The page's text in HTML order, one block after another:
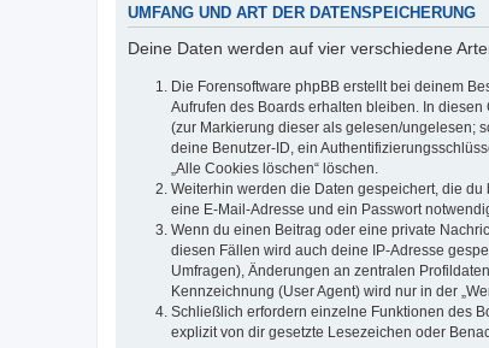
UMFANG UND ART DER DATENSPEICHERUNG
Deine Daten werden auf vier verschiedene
Die Forensoftware phpBB erstellt bei deinem
Aufrufen des Boards erhalten bleiben. In
(zur Markierung dieser als gelesen/ungelesen;
deine Benutzer-ID, ein
„Alle Cookies löschen“ löschen.
Weiterhin werden die Daten gespeichert, die
eine E-Mail-Adresse und ein Passwort
Wenn du einen Beitrag oder eine private
diesen Fällen wird auch deine IP-Adresse
Umfragen), Änderungen an zentralen
Kennzeichnung (User Agent) wird nur in der
Schließlich erfordern einzelne Funktionen des
explizit von dir gesetzte Lesezeichen oder